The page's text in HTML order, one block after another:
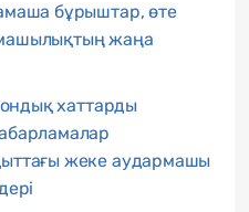
бұрыштар, өте
жаңа
хаттарды
жеке аудармашы